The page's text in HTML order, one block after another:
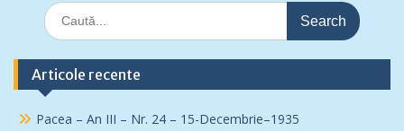
Search
for:
Articole recente
Pacea – An III – Nr. 24 – 15-Decembrie–1935